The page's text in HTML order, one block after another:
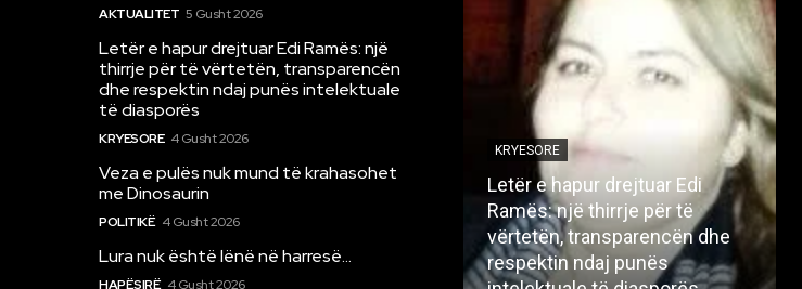
AKTUALITET 5 Gusht 2026
Letër e hapur drejtuar Edi Ramës: një
thirrje për të vërtetën, transparencën
dhe respektin ndaj punës intelektuale
të diasporës
KRYESORE 4 Gusht 2026
Veza e pulës nuk mund të krahasohet
me Dinosaurin
POLITIKË 4 Gusht 2026
Lura nuk është lënë në harresë…
HAPËSIRË 4 Gusht 2026
KRYESORE
Letër e hapur drejtuar Edi
Ramës: një thirrje për të
vërtetën, transparencën dhe
respektin ndaj punës